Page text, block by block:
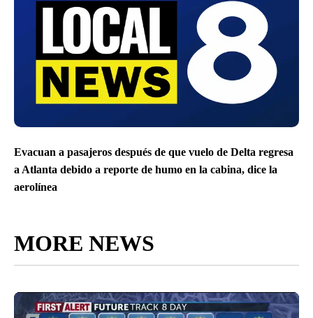
Evacuan a pasajeros después de que vuelo de Delta regresa
a Atlanta debido a reporte de humo en la cabina, dice la
aerolínea
MORE NEWS